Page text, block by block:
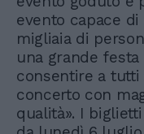
evento capace
migliaia di
una grande
consentire a tutti
concerto con
qualità». I